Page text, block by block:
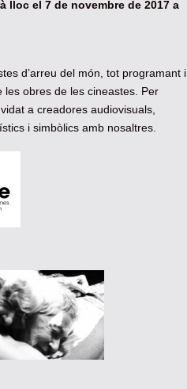
lloc el 7 de novembre de 2017 a
d’arreu del món, tot programant i
les obres de les cineastes. Per
a creadores audiovisuals,
i simbòlics amb nosaltres.